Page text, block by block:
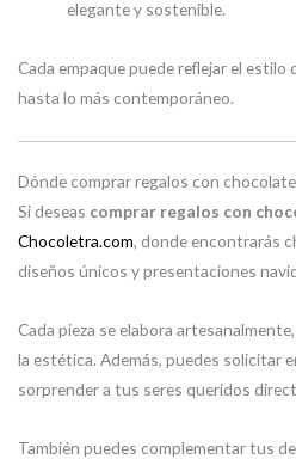
elegante y sostenible.
Cada empaque puede reflejar el estilo
hasta lo más contemporáneo.
Dónde comprar regalos con
Si deseas comprar regalos con
Chocoletra.com, donde encontrarás
diseños únicos y presentaciones
Cada pieza se elabora
la estética. Además, puedes solicitar
sorprender a tus seres queridos
También puedes complementar tus